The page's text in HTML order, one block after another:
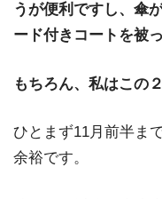
うが便利ですし、傘
ード付きコートを被
もちろん、私はこの
ひとまず11月前半ま
余裕です。